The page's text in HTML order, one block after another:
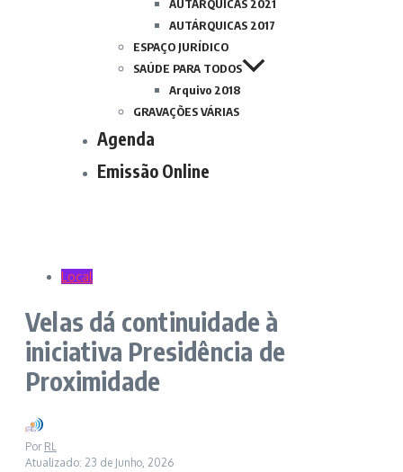
AUTÁRQUICAS 2021
AUTÁRQUICAS 2017
ESPAÇO JURÍDICO
SAÚDE PARA TODOS
Arquivo 2018
GRAVAÇÕES VÁRIAS
Agenda
Emissão Online
Local
Velas dá continuidade à
iniciativa Presidência de
Proximidade
Por RL
Atualizado: 23 de Junho, 2026